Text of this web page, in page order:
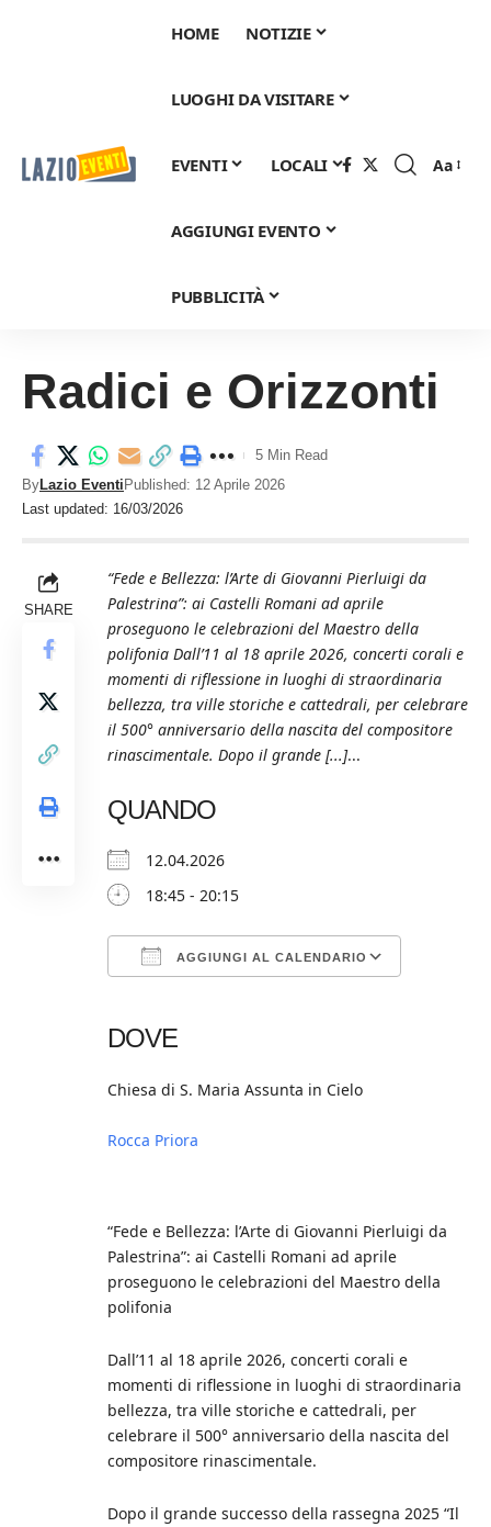
HOME NOTIZIE
LUOGHI DA VISITARE
EVENTI LOCALI
AGGIUNGI EVENTO
PUBBLICITÀ
Font
Aa
Radici e Orizzonti
Last updated: 16/03/2026
ByLazio Eventi Published: 12 Aprile 2026
5 Min Read
SHARE
“Fede e Bellezza: l’Arte di Giovanni Pierluigi da
Palestrina”: ai Castelli Romani ad aprile
proseguono le celebrazioni del Maestro della
polifonia Dall’11 al 18 aprile 2026, concerti corali e
momenti di riflessione in luoghi di straordinaria
bellezza, tra ville storiche e cattedrali, per celebrare
il 500° anniversario della nascita del compositore
rinascimentale. Dopo il grande [...]...
QUANDO
12.04.2026
18:45 - 20:15
AGGIUNGI AL CALENDARIO
DOVE
Chiesa di S. Maria Assunta in Cielo
Rocca Priora
“Fede e Bellezza: l’Arte di Giovanni Pierluigi da
Palestrina”: ai Castelli Romani ad aprile
proseguono le celebrazioni del Maestro della
polifonia
Dall’11 al 18 aprile 2026, concerti corali e
momenti di riflessione in luoghi di straordinaria
bellezza, tra ville storiche e cattedrali, per
celebrare il 500° anniversario della nascita del
compositore rinascimentale.
Dopo il grande successo della rassegna 2025 “Il